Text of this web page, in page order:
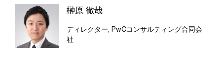
榊原 徹哉
ディレクター, PwCコンサルティング合同会
社